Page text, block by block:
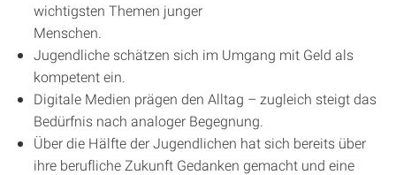
wichtigsten Themen junger
Menschen.
Jugendliche schätzen sich im Umgang mit Geld als
kompetent ein.
Digitale Medien prägen den Alltag – zugleich steigt das
Bedürfnis nach analoger Begegnung.
Über die Hälfte der Jugendlichen hat sich bereits über
ihre berufliche Zukunft Gedanken gemacht und eine